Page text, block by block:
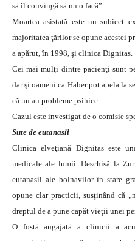
să îl convingă să nu o facă”.
Moartea asistată este un subiect
majoritatea ţărilor se opune acestei
a apărut, în 1998, şi clinica Dignitas.
Cei mai mulţi dintre pacienţi sunt
dar şi oameni ca Haber pot apela la
că nu au probleme psihice.
Cazul este investigat de o comisie
Sute de eutanasii
Clinica elveţiană Dignitas este
medicale ale lumii. Deschisă la
eutanasii ale bolnavilor în stare
opune clar practicii, susţinând că
dreptul de a pune capăt vieţii unei
O fostă angajată a clinicii a